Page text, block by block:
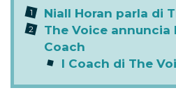
Niall Horan parla di
The Voice annuncia
Coach
I Coach di The